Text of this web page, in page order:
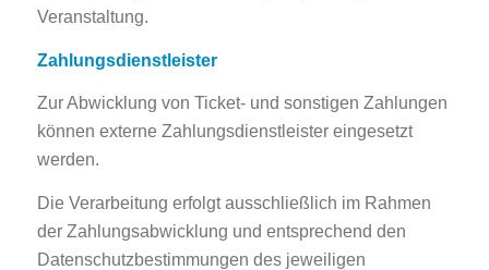
Veranstaltung.
Zahlungsdienstleister
Zur Abwicklung von Ticket- und sonstigen Zahlungen
können externe Zahlungsdienstleister eingesetzt
werden.
Die Verarbeitung erfolgt ausschließlich im Rahmen
der Zahlungsabwicklung und entsprechend den
Datenschutzbestimmungen des jeweiligen